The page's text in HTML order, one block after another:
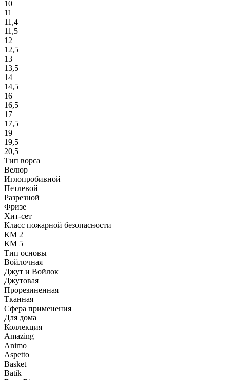
10
11
11,4
11,5
12
12,5
13
13,5
14
14,5
16
16,5
17
17,5
19
19,5
20,5
Тип ворса
Велюр
Иглопробивной
Петлевой
Разрезной
Фризе
Хит-сет
Класс пожарной безопасности
КМ 2
КМ 5
Тип основы
Войлочная
Джут и Войлок
Джутовая
Прорезиненная
Тканная
Сфера применения
Для дома
Коллекция
Amazing
Animo
Aspetto
Basket
Batik